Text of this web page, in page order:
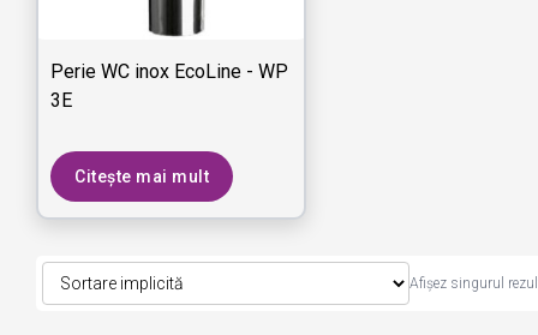
Perie WC inox EcoLine - WP
3E
Citește mai mult
Afișez singurul